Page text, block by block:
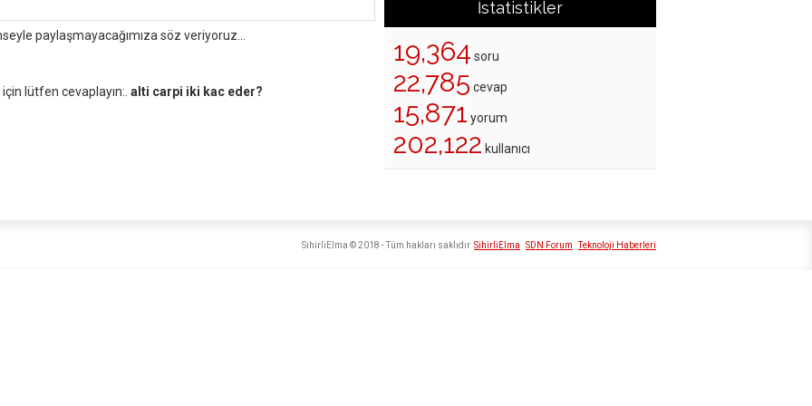
paylaşmayacağımıza söz veriyoruz...
lütfen cevaplayın:. alti carpi iki kac eder?
İstatistikler
19,364 soru
22,785 cevap
15,871 yorum
202,122 kullanıcı
SihirliElma SDN Forum Teknoloji Haberleri
SihirliElma © 2018 - Tüm hakları saklıdır